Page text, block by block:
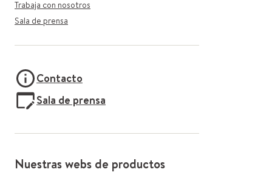
Trabaja con nosotros
Sala de prensa
Contacto
Sala de prensa
Nuestras webs de productos